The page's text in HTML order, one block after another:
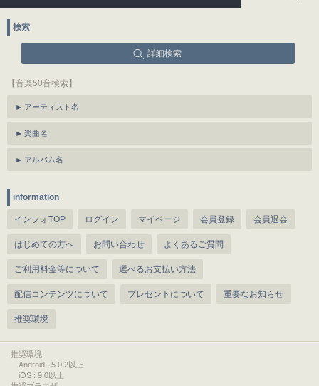
検索
詳細検索
【音楽50音検索】
アーティスト名
楽曲名
アルバム名
information
インフォTOP ログイン マイページ 会員登録 会員退会
はじめての方へ お問い合わせ よくあるご質問
ご利用料金等について 選べるお支払い方法
配信コンテンツについて プレゼントについて 重要なお知らせ
推奨環境
推奨環境
Android : 5.0.2以上
iOS : 9.0以上